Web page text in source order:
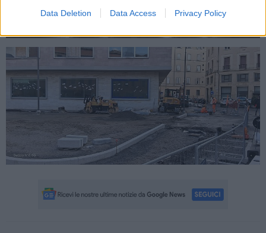
Data Deletion Data Access Privacy Policy